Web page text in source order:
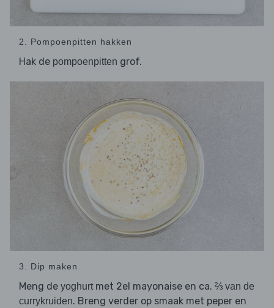
2. Pompoenpitten hakken
Hak de pompoenpitten grof.
3. Dip maken
Meng de yoghurtmet 2el mayonaise en ca. ⅔ van de
currykruiden. Breng verder op smaak met peper en